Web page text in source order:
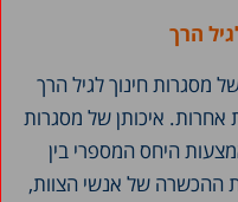
הרך
מסגרות חינוך לגיל הרך
אחרות. איכותן של מסגרות
היחס המספרי בין
ההכשרה של אנשי הצוות,